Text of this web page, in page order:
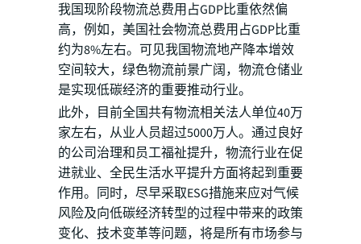
我国现阶段物流总费用占GDP比重依然偏
高，例如，美国社会物流总费用占GDP比重
约为8%左右。可见我国物流地产降本增效
空间较大，绿色物流前景广阔，物流仓储业
是实现低碳经济的重要推动行业。
此外，目前全国共有物流相关法人单位40万
家左右，从业人员超过5000万人。通过良好
的公司治理和员工福祉提升，物流行业在促
进就业、全民生活水平提升方面将起到重要
作用。同时，尽早采取ESG措施来应对气候
风险及向低碳经济转型的过程中带来的政策
变化、技术变革等问题，将是所有市场参与